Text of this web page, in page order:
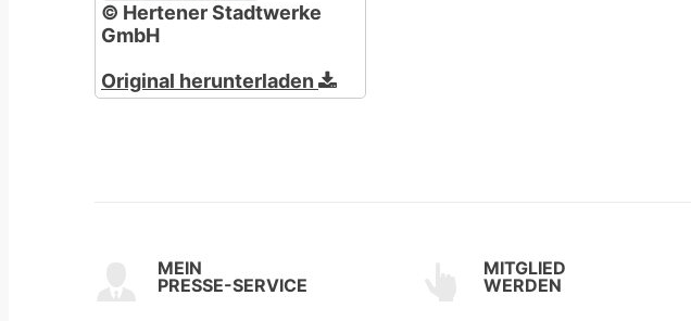
© Hertener Stadtwerke
GmbH
Original herunterladen
MEIN
PRESSE-SERVICE
MITGLIED
WERDEN